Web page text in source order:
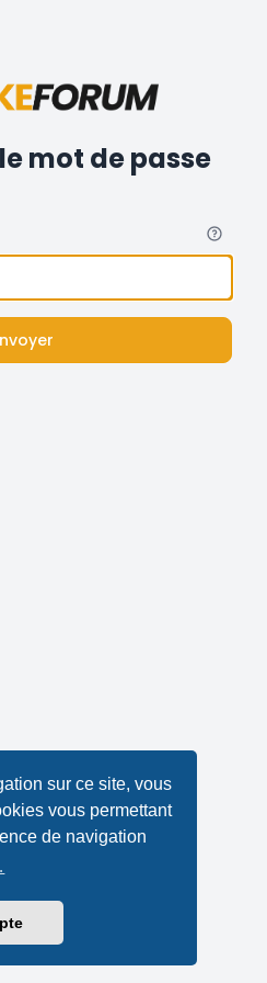
sur ce site, vous
vous permettant
de navigation
mot de passe